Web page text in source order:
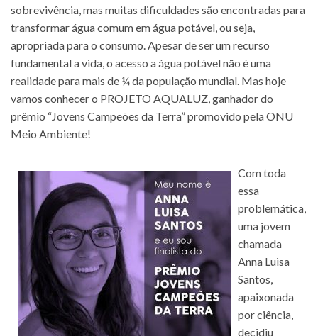
sobrevivência, mas muitas dificuldades são encontradas para
transformar água comum em água potável, ou seja,
apropriada para o consumo. Apesar de ser um recurso
fundamental a vida, o acesso a água potável não é uma
realidade para mais de ¼ da população mundial. Mas hoje
vamos conhecer o PROJETO AQUALUZ, ganhador do
prêmio “Jovens Campeões da Terra” promovido pela ONU
Meio Ambiente!
Com toda
essa
problemática,
uma jovem
chamada
Anna Luisa
Santos,
apaixonada
por ciência,
decidiu